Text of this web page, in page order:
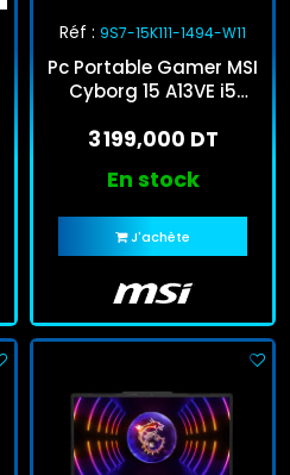
Réf : 9S7-15K111-1494-W11
Pc Portable Gamer MSI
Cyborg 15 A13VE i5
Windows 11
3 199,000 DT
En stock
J'achète